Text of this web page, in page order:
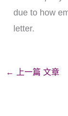
due to how
letter.
← 上一篇 文章